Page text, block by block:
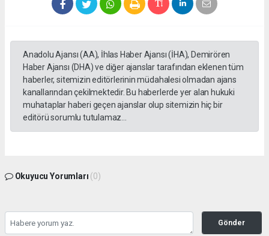
Anadolu Ajansı (AA), İhlas Haber Ajansı (İHA), Demirören
Haber Ajansı (DHA) ve diğer ajanslar tarafından eklenen tüm
haberler, sitemizin editörlerinin müdahalesi olmadan ajans
kanallarından çekilmektedir. Bu haberlerde yer alan hukuki
muhataplar haberi geçen ajanslar olup sitemizin hiç bir
editörü sorumlu tutulamaz...
Okuyucu Yorumları (0)
Gönder